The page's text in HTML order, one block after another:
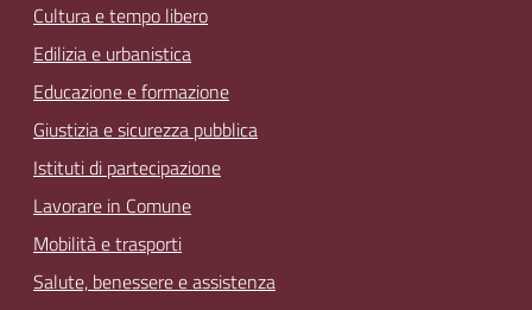
Cultura e tempo libero
Edilizia e urbanistica
Educazione e formazione
Giustizia e sicurezza pubblica
Istituti di partecipazione
Lavorare in Comune
Mobilità e trasporti
Salute, benessere e assistenza